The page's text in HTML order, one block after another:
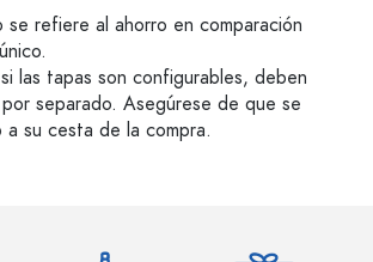
refiere al ahorro en comparación
si las tapas son configurables, deben
separado. Asegúrese de que se
a su cesta de la compra.